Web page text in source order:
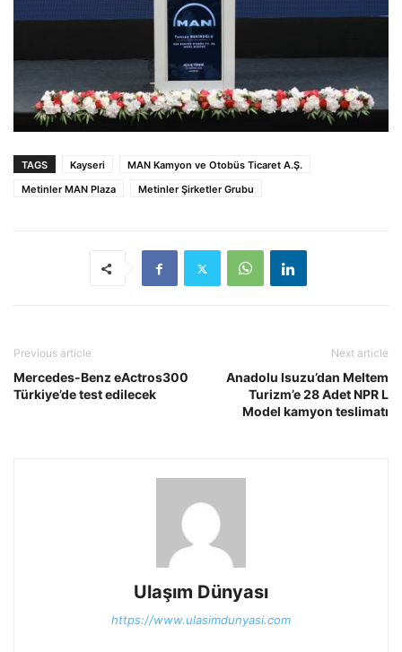
TAGS Kayseri
MAN Kamyon ve Otobüs Ticaret A.Ş.
Metinler MAN Plaza
Metinler Şirketler Grubu
Previous article
Mercedes-Benz eActros300
Türkiye’de test edilecek
Next article
Anadolu Isuzu’dan Meltem
Turizm’e 28 Adet NPR L
Model kamyon teslimatı
Ulaşım Dünyası
https://www.ulasimdunyasi.com